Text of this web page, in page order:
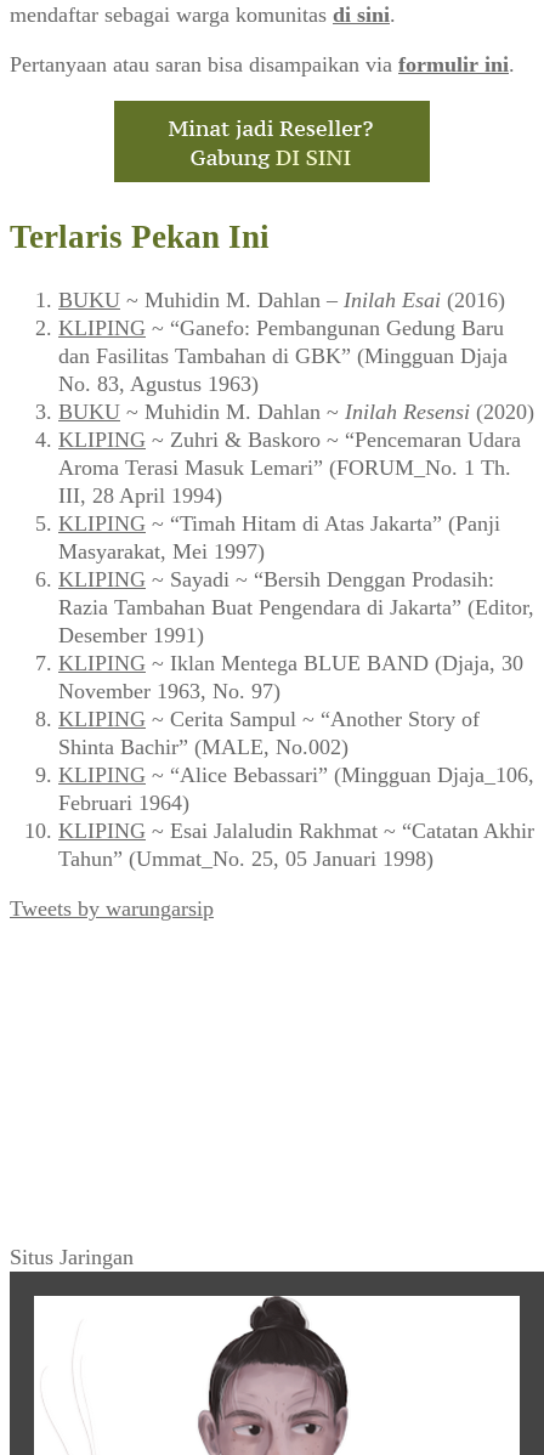
mendaftar sebagai warga komunitas di sini.
Pertanyaan atau saran bisa disampaikan via formulir ini.
Terlaris Pekan Ini
BUKU ~ Muhidin M. Dahlan – Inilah Esai (2016)
KLIPING ~ “Ganefo: Pembangunan Gedung Baru
dan Fasilitas Tambahan di GBK” (Mingguan Djaja
No. 83, Agustus 1963)
BUKU ~ Muhidin M. Dahlan ~ Inilah Resensi (2020)
KLIPING ~ Zuhri & Baskoro ~ “Pencemaran Udara
Aroma Terasi Masuk Lemari” (FORUM_No. 1 Th.
III, 28 April 1994)
KLIPING ~ “Timah Hitam di Atas Jakarta” (Panji
Masyarakat, Mei 1997)
KLIPING ~ Sayadi ~ “Bersih Denggan Prodasih:
Razia Tambahan Buat Pengendara di Jakarta” (Editor,
Desember 1991)
KLIPING ~ Iklan Mentega BLUE BAND (Djaja, 30
November 1963, No. 97)
KLIPING ~ Cerita Sampul ~ “Another Story of
Shinta Bachir” (MALE, No.002)
KLIPING ~ “Alice Bebassari” (Mingguan Djaja_106,
Februari 1964)
KLIPING ~ Esai Jalaludin Rakhmat ~ “Catatan Akhir
Tahun” (Ummat_No. 25, 05 Januari 1998)
Tweets by warungarsip
Situs Jaringan